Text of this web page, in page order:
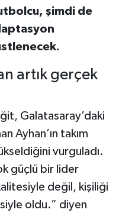
şimdi de
artık gerçek
Galatasaray’daki
Ayhan’ın takım
vurguladı.
güçlü bir lider
değil, kişiliği
oldu.” diyen